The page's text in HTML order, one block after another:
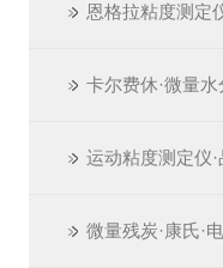
恩格拉粘度测定
卡尔费休·微量
运动粘度测定仪·
微量残炭·康氏·